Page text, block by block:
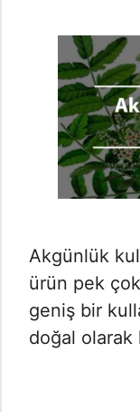
Akgünlük
ürün pek
geniş bir
doğal